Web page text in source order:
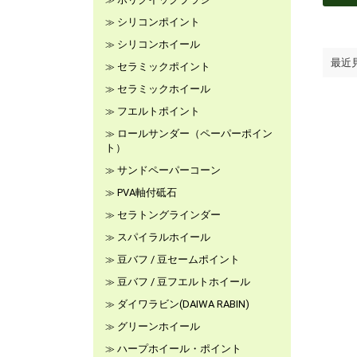
シリコンポイント
シリコンホイール
セラミックポイント
セラミックホイール
フエルトポイント
ロールサンダー（ペーパーポイン
ト）
サンドペーパーコーン
PVA軸付砥石
セラトングラインダー
スパイラルホイール
豆バフ / 豆セームポイント
豆バフ / 豆フエルトホイール
ダイワラビン(DAIWA RABIN)
グリーンホイール
ハープホイール・ポイント
最近